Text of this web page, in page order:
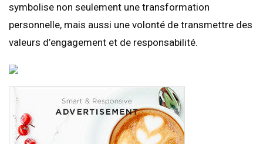
symbolise non seulement une transformation
personnelle, mais aussi une volonté de transmettre des
valeurs d’engagement et de responsabilité.